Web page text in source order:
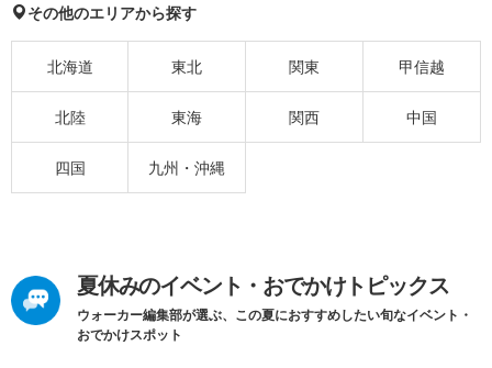
その他のエリアから探す
北海道 東北 関東 甲信越
北陸 東海 関西 中国
四国 九州・沖縄
夏休みのイベント・おでかけトピックス
ウォーカー編集部が選ぶ、この夏におすすめしたい旬なイベント・
おでかけスポット